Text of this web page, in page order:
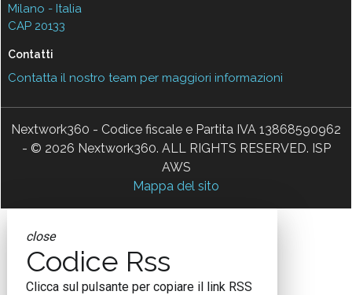
Milano - Italia
CAP 20133
Contatti
Contatta il nostro team per maggiori informazioni
Nextwork360 - Codice fiscale e Partita IVA 13868590962
- © 2026 Nextwork360. ALL RIGHTS RESERVED. ISP
AWS
Mappa del sito
close
Codice Rss
Clicca sul pulsante per copiare il link RSS